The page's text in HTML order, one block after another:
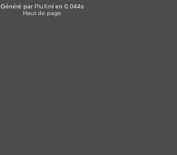
Généré parPluXml en 0.044s
Haut de page